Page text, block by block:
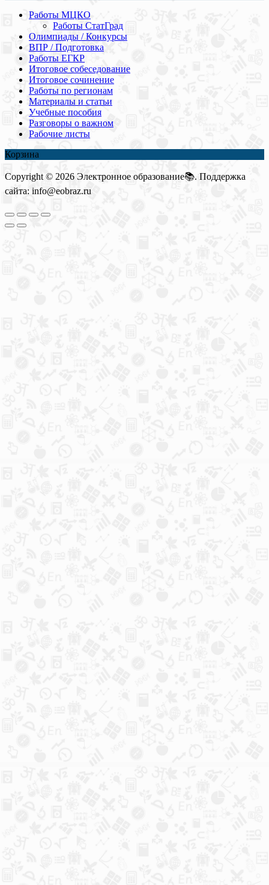
Работы МЦКО
Работы СтатГрад
Олимпиады / Конкурсы
ВПР / Подготовка
Работы ЕГКР
Итоговое собеседование
Итоговое сочинение
Работы по регионам
Материалы и статьи
Учебные пособия
Разговоры о важном
Рабочие листы
Корзина
Copyright © 2026 Электронное образование📚. Поддержка
сайта: info@eobraz.ru